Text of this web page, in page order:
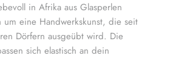
in Afrika aus Glasperlen
eine Handwerkskunst, die seit
Dörfern ausgeübt wird. Die
sich elastisch an dein